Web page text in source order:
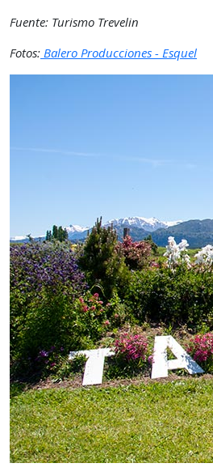
Fuente: Turismo Trevelin
Fotos: Balero Producciones - Esquel